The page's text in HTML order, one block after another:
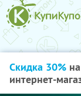
Скидка 30%
интернет-